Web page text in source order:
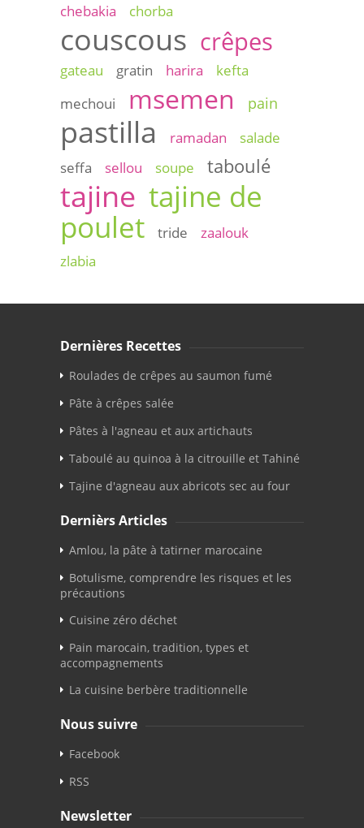
chebakia
chorba
couscous crêpes
gateau gratin harira
kefta
mechoui
msemen pain
pastilla ramadan
salade
seffa
sellou soupe taboulé
tajine tajine de
poulet
tride
zaalouk
zlabia
Dernières Recettes
Roulades de crêpes au saumon fumé
Pâte à crêpes salée
Pâtes à l'agneau et aux artichauts
Taboulé au quinoa à la citrouille et Tahiné
Tajine d'agneau aux abricots sec au four
Dernièrs Articles
Amlou, la pâte à tatirner marocaine
Botulisme, comprendre les risques et les
précautions
Cuisine zéro déchet
Pain marocain, tradition, types et
accompagnements
La cuisine berbère traditionnelle
Nous suivre
Facebook
RSS
Newsletter